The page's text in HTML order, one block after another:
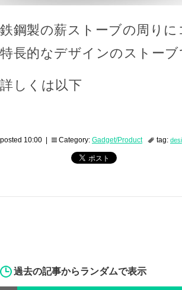
鉄鋼製の薪ストーブの周り
特長的なデザインのストーブ
詳しくは以下
posted 10:00 | Category: Gadget/Product tag:
過去の記事からランダムで表示